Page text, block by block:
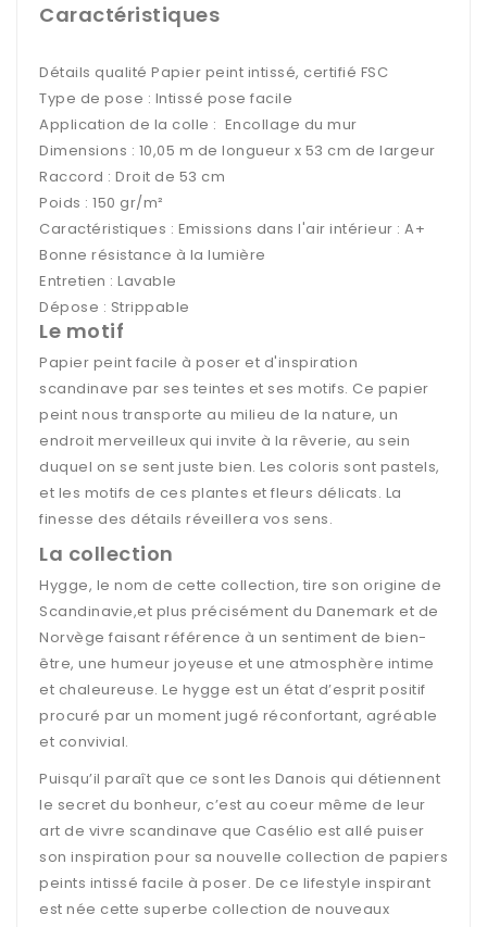
Caractéristiques
Détails qualité Papier peint intissé, certifié FSC
Type de pose : Intissé pose facile
Application de la colle : Encollage du mur
Dimensions : 10,05 m de longueur x 53 cm de largeur
Raccord : Droit de 53 cm
Poids : 150 gr/m²
Caractéristiques : Emissions dans l'air intérieur : A+
Bonne résistance à la lumière
Entretien : Lavable
Dépose : Strippable
Le motif
Papier peint facile à poser et d'inspiration
scandinave par ses teintes et ses motifs. Ce papier
peint nous transporte au milieu de la nature, un
endroit merveilleux qui invite à la rêverie, au sein
duquel on se sent juste bien. Les coloris sont pastels,
et les motifs de ces plantes et fleurs délicats. La
finesse des détails réveillera vos sens.
La collection
Hygge, le nom de cette collection, tire son origine de
Scandinavie,et plus précisément du Danemark et de
Norvège faisant référence à un sentiment de bien-
être, une humeur joyeuse et une atmosphère intime
et chaleureuse. Le hygge est un état d’esprit positif
procuré par un moment jugé réconfortant, agréable
et convivial.
Puisqu’il paraît que ce sont les Danois qui détiennent
le secret du bonheur, c’est au coeur même de leur
art de vivre scandinave que Casélio est allé puiser
son inspiration pour sa nouvelle collection de papiers
peints intissé facile à poser. De ce lifestyle inspirant
est née cette superbe collection de nouveaux